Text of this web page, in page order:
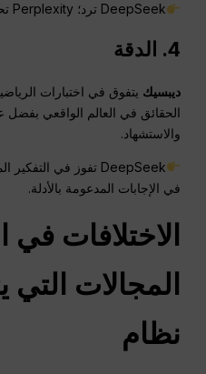
DeepSeek ترد؛ Perplexity تحقق.
4. الدقة
ديبسيك يتفوق في اختبارات
الحقائق في العالم الواقعي بفضل
والاستشهاد.
في الإجابات المدعومة بالأدلة.
الاختلافات في
المجالات
نظام